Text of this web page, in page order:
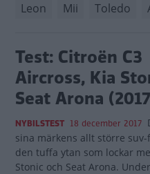
Leon
Mii Toledo
Test: Citroën C3
Aircross, Kia
Seat Arona
NYBILSTEST 18 december 2017
sina märkens allt större
den tuffa ytan som lockar
Stonic och Seat Arona.